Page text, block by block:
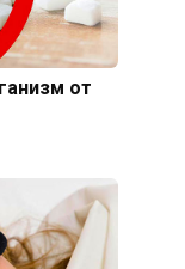
от